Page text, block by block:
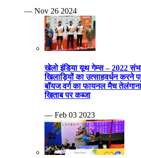
— Nov 26 2024
खेलो इंडिया यूथ गेम्स – 2022
खिलाड़ियों का उत्साहवर्धन करने
बॉयज वर्ग का फायनल मैच
खिताब पर कब्जा
— Feb 03 2023